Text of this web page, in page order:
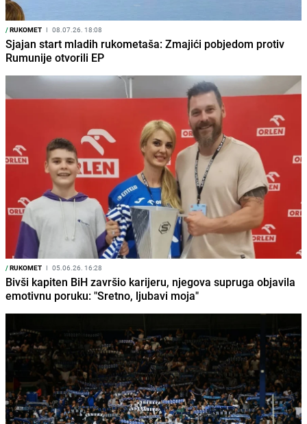
/RUKOMET I 08.07.26. 18:08
Sjajan start mladih rukometaša: Zmajići pobjedom protiv
Rumunije otvorili EP
/RUKOMET I 05.06.26. 16:28
Bivši kapiten BiH završio karijeru, njegova supruga objavila
emotivnu poruku: "Sretno, ljubavi moja"